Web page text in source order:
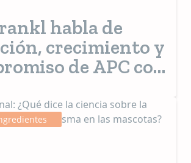
habla de
crecimiento y
de APC con